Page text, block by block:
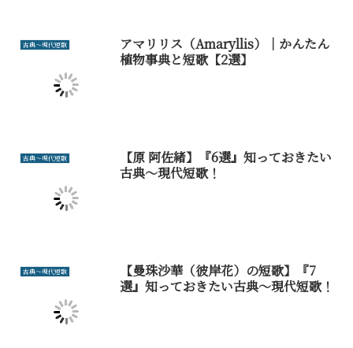
古典～現代短歌
アマリリス（Amaryllis）｜かんたん
植物事典と短歌【2選】
古典～現代短歌
【原 阿佐緒】『6選』知っておきたい
古典～現代短歌！
古典～現代短歌
【曼珠沙華（彼岸花）の短歌】『7
選』知っておきたい古典～現代短歌！